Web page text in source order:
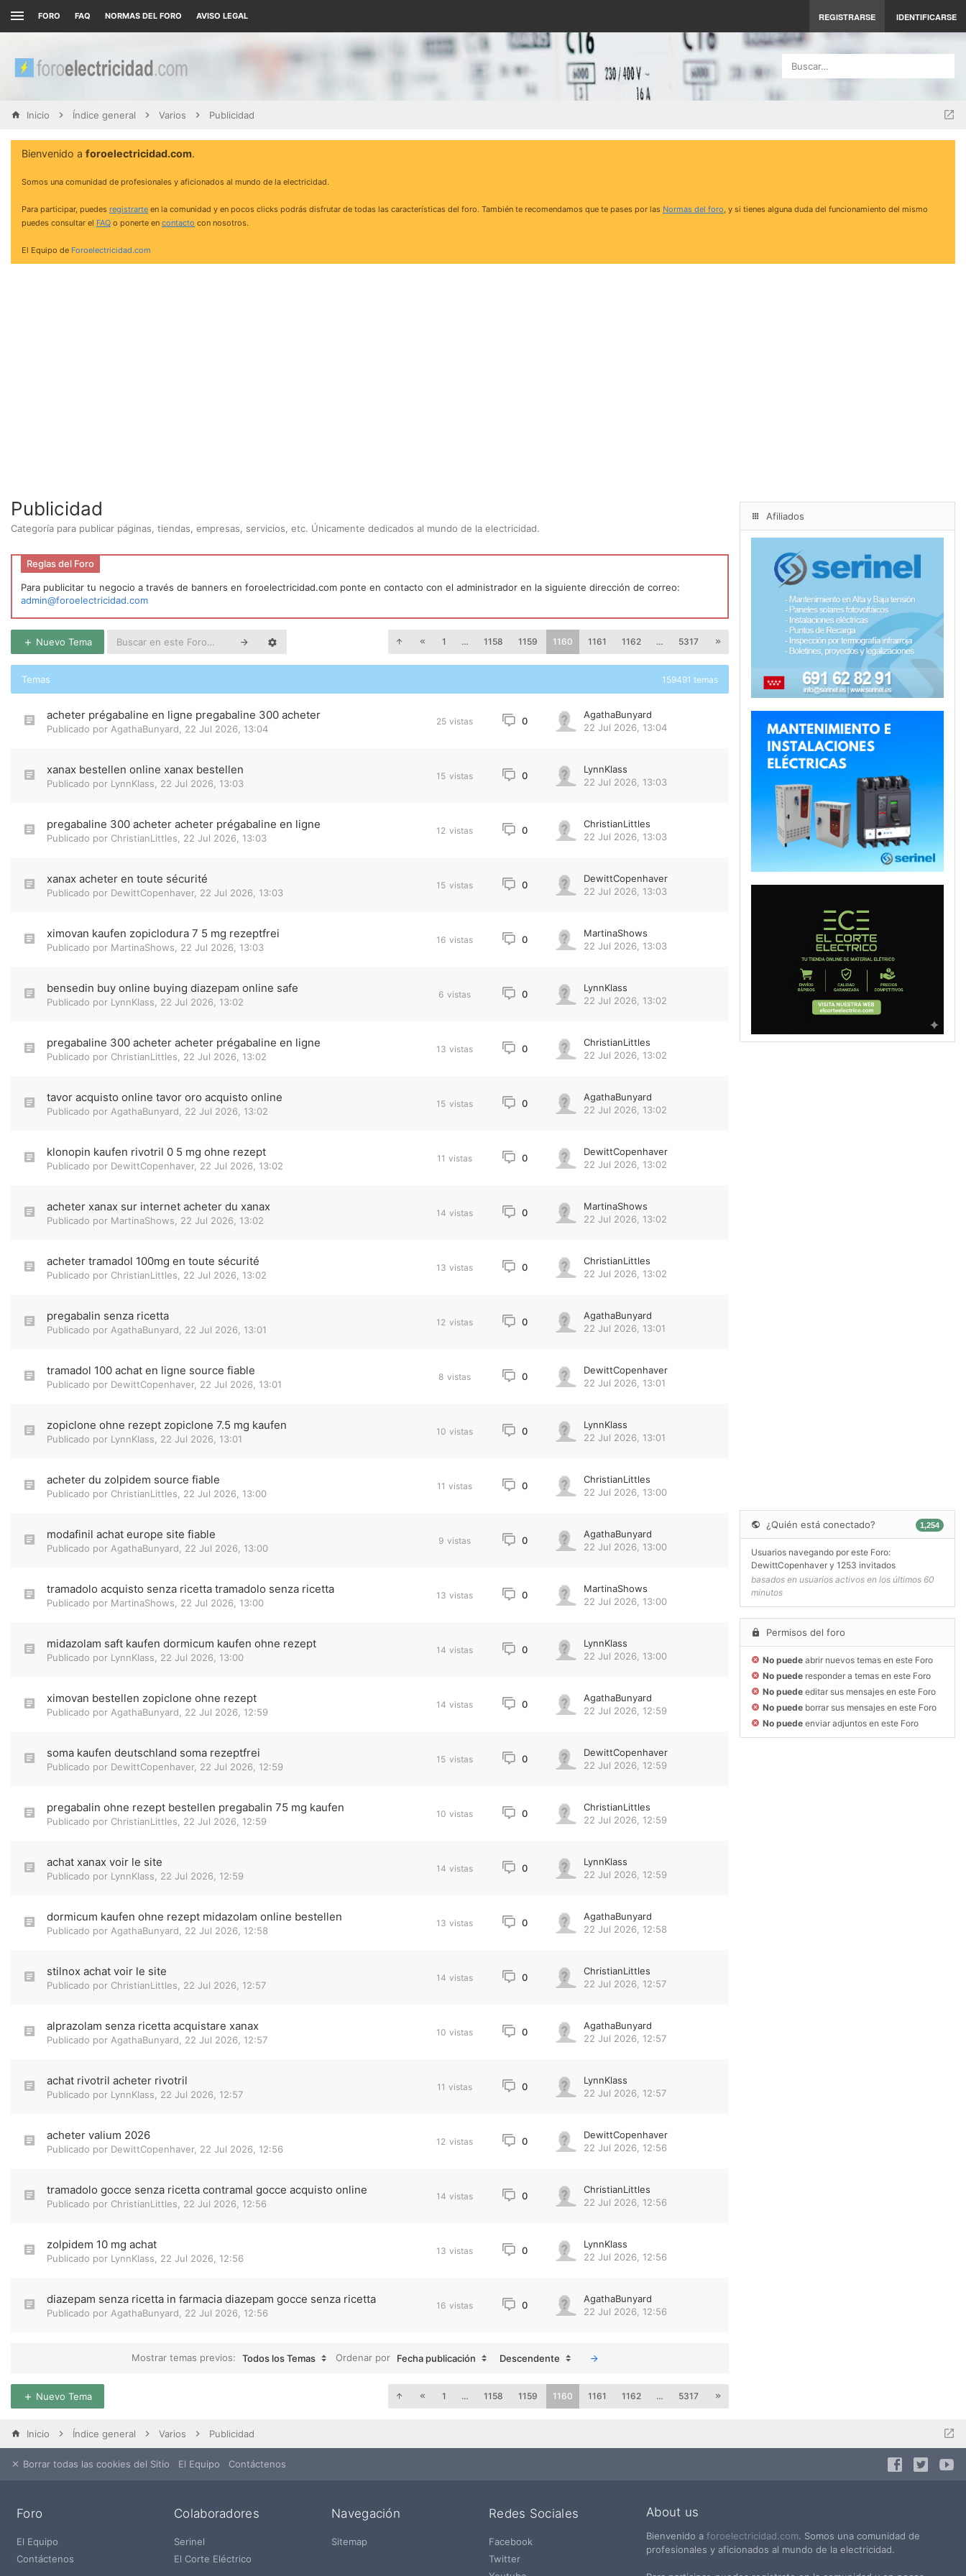
FORO FAQ NORMAS DEL FORO AVISO LEGAL REGISTRARSE IDENTIFICARSE
Buscar…
Inicio Índice general Varios Publicidad
Bienvenido a foroelectricidad.com.
Somos una comunidad de profesionales y aficionados al mundo de la electricidad.
Para participar, puedes registrarte en la comunidad y en pocos clicks podrás disfrutar de todas las características del foro. También te recomendamos que te pases por las Normas del foro, y si tienes alguna duda del funcionamiento del mismo
puedes consultar el FAQ o ponerte en contacto con nosotros.
El Equipo de Foroelectricidad.com
Publicidad
Categoría para publicar páginas, tiendas, empresas, servicios, etc. Únicamente dedicados al mundo de la electricidad.
Reglas del Foro
Para publicitar tu negocio a través de banners en foroelectricidad.com ponte en contacto con el administrador en la siguiente dirección de correo:
admin@foroelectricidad.com
Nuevo Tema 1 … 1158 1159 1160 1161 1162 … 5317
Temas 159491 temas
acheter prégabaline en ligne pregabaline 300 acheter
Publicado por AgathaBunyard 22 Jul 2026, 13:04
25 vistas 0
AgathaBunyard
22 Jul 2026, 13:04
xanax bestellen online xanax bestellen
Publicado por LynnKlass 22 Jul 2026, 13:03
15 vistas 0
LynnKlass
22 Jul 2026, 13:03
pregabaline 300 acheter acheter prégabaline en ligne
Publicado por ChristianLittles 22 Jul 2026, 13:03
12 vistas 0
ChristianLittles
22 Jul 2026, 13:03
xanax acheter en toute sécurité
Publicado por DewittCopenhaver, 22 Jul 2026, 13:03
15 vistas 0
DewittCopenhaver
22 Jul 2026, 13:03
ximovan kaufen zopiclodura 7 5 mg rezeptfrei
Publicado por MartinaShows 22 Jul 2026, 13:03
16 vistas 0
MartinaShows
22 Jul 2026, 13:03
bensedin buy online buying diazepam online safe
Publicado por LynnKlass 22 Jul 2026, 13:02
6 vistas 0
LynnKlass
22 Jul 2026, 13:02
pregabaline 300 acheter acheter prégabaline en ligne
Publicado por ChristianLittles 22 Jul 2026, 13:02
13 vistas 0
ChristianLittles
22 Jul 2026, 13:02
tavor acquisto online tavor oro acquisto online
Publicado por AgathaBunyard 22 Jul 2026, 13:02
15 vistas 0
AgathaBunyard
22 Jul 2026, 13:02
klonopin kaufen rivotril 0 5 mg ohne rezept
Publicado por DewittCopenhaver, 22 Jul 2026, 13:02
11 vistas 0
DewittCopenhaver
22 Jul 2026, 13:02
acheter xanax sur internet acheter du xanax
Publicado por MartinaShows 22 Jul 2026, 13:02
14 vistas 0
MartinaShows
22 Jul 2026, 13:02
acheter tramadol 100mg en toute sécurité
Publicado por ChristianLittles 22 Jul 2026, 13:02
13 vistas 0
ChristianLittles
22 Jul 2026, 13:02
pregabalin senza ricetta
Publicado por AgathaBunyard 22 Jul 2026, 13:01
12 vistas 0
AgathaBunyard
22 Jul 2026, 13:01
tramadol 100 achat en ligne source fiable
Publicado por DewittCopenhaver, 22 Jul 2026, 13:01
8 vistas 0
DewittCopenhaver
22 Jul 2026, 13:01
zopiclone ohne rezept zopiclone 7.5 mg kaufen
Publicado por LynnKlass 22 Jul 2026, 13:01
10 vistas 0
LynnKlass
22 Jul 2026, 13:01
acheter du zolpidem source fiable
Publicado por ChristianLittles 22 Jul 2026, 13:00
11 vistas 0
ChristianLittles
22 Jul 2026, 13:00
modafinil achat europe site fiable
Publicado por AgathaBunyard 22 Jul 2026, 13:00
9 vistas 0
AgathaBunyard
22 Jul 2026, 13:00
tramadolo acquisto senza ricetta tramadolo senza ricetta
Publicado por MartinaShows 22 Jul 2026, 13:00
13 vistas 0
MartinaShows
22 Jul 2026, 13:00
midazolam saft kaufen dormicum kaufen ohne rezept
Publicado por LynnKlass 22 Jul 2026, 13:00
14 vistas 0
LynnKlass
22 Jul 2026, 13:00
ximovan bestellen zopiclone ohne rezept
Publicado por AgathaBunyard 22 Jul 2026, 12:59
14 vistas 0
AgathaBunyard
22 Jul 2026, 12:59
soma kaufen deutschland soma rezeptfrei
Publicado por DewittCopenhaver, 22 Jul 2026, 12:59
15 vistas 0
DewittCopenhaver
22 Jul 2026, 12:59
pregabalin ohne rezept bestellen pregabalin 75 mg kaufen
Publicado por ChristianLittles 22 Jul 2026, 12:59
10 vistas 0
ChristianLittles
22 Jul 2026, 12:59
achat xanax voir le site
Publicado por LynnKlass 22 Jul 2026, 12:59
14 vistas 0
LynnKlass
22 Jul 2026, 12:59
dormicum kaufen ohne rezept midazolam online bestellen
Publicado por AgathaBunyard 22 Jul 2026, 12:58
13 vistas 0
AgathaBunyard
22 Jul 2026, 12:58
stilnox achat voir le site
Publicado por ChristianLittles 22 Jul 2026, 12:57
14 vistas 0
ChristianLittles
22 Jul 2026, 12:57
alprazolam senza ricetta acquistare xanax
Publicado por AgathaBunyard 22 Jul 2026, 12:57
10 vistas 0
AgathaBunyard
22 Jul 2026, 12:57
achat rivotril acheter rivotril
Publicado por LynnKlass 22 Jul 2026, 12:57
11 vistas 0
LynnKlass
22 Jul 2026, 12:57
acheter valium 2026
Publicado por DewittCopenhaver, 22 Jul 2026, 12:56
12 vistas 0
DewittCopenhaver
22 Jul 2026, 12:56
tramadolo gocce senza ricetta contramal gocce acquisto online
Publicado por ChristianLittles 22 Jul 2026, 12:56
14 vistas 0
ChristianLittles
22 Jul 2026, 12:56
zolpidem 10 mg achat
Publicado por LynnKlass 22 Jul 2026, 12:56
13 vistas 0
LynnKlass
22 Jul 2026, 12:56
diazepam senza ricetta in farmacia diazepam gocce senza ricetta
Publicado por AgathaBunyard 22 Jul 2026, 12:56
16 vistas 0
AgathaBunyard
22 Jul 2026, 12:56
Mostrar temas previos: Todos los Temas Ordenar por Fecha publicación Descendente
Nuevo Tema 1 … 1158 1159 1160 1161 1162 … 5317
Afiliados
¿Quién está conectado? 1,254
Usuarios navegando por este Foro:
DewittCopenhaver y 1253 invitados
basados en usuarios activos en los últimos 60
minutos
Permisos del foro
No puede abrir nuevos temas en este Foro
No puede responder a temas en este Foro
No puede editar sus mensajes en este Foro
No puede borrar sus mensajes en este Foro
No puede enviar adjuntos en este Foro
Inicio Índice general Varios Publicidad
Borrar todas las cookies del Sitio El Equipo Contáctenos
Foro
El Equipo
Contáctenos
Colaboradores
Serinel
El Corte Eléctrico
Navegación
Sitemap
Redes Sociales
Facebook
Twitter
About us
Bienvenido a foroelectricidad.com. Somos una comunidad de
profesionales y aficionados al mundo de la electricidad.